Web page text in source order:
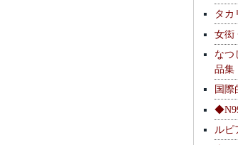
タカ
女衒
なつ
品集
国際
ル